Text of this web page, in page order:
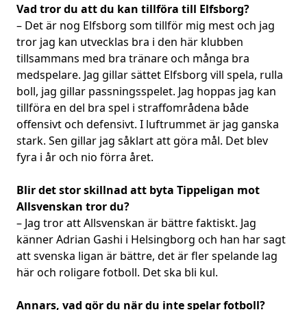
Vad tror du att du kan tillföra till Elfsborg?
– Det är nog Elfsborg som tillför mig mest och jag
tror jag kan utvecklas bra i den här klubben
tillsammans med bra tränare och många bra
medspelare. Jag gillar sättet Elfsborg vill spela, rulla
boll, jag gillar passningsspelet. Jag hoppas jag kan
tillföra en del bra spel i straffområdena både
offensivt och defensivt. I luftrummet är jag ganska
stark. Sen gillar jag såklart att göra mål. Det blev
fyra i år och nio förra året.
Blir det stor skillnad att byta Tippeligan mot
Allsvenskan tror du?
– Jag tror att Allsvenskan är bättre faktiskt. Jag
känner Adrian Gashi i Helsingborg och han har sagt
att svenska ligan är bättre, det är fler spelande lag
här och roligare fotboll. Det ska bli kul.
Annars, vad gör du när du inte spelar fotboll?